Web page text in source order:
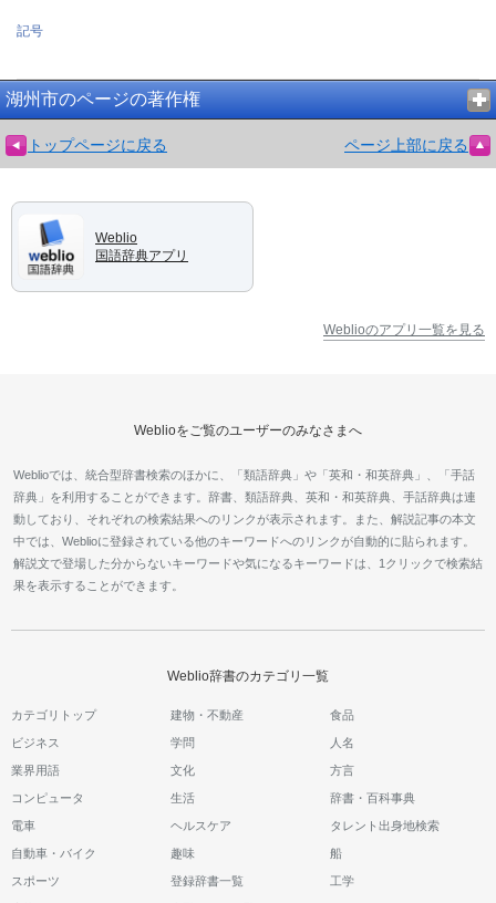
記号
湖州市のページの著作権
トップページに戻る ページ上部に戻る
Weblio
国語辞典アプリ
Weblioのアプリ一覧を見る
Weblioをご覧のユーザーのみなさまへ
Weblioでは、統合型辞書検索のほかに、「類語辞典」や「英和・和英辞典」、「手話
辞典」を利用することができます。辞書、類語辞典、英和・和英辞典、手話辞典は連
動しており、それぞれの検索結果へのリンクが表示されます。また、解説記事の本文
中では、Weblioに登録されている他のキーワードへのリンクが自動的に貼られます。
解説文で登場した分からないキーワードや気になるキーワードは、1クリックで検索結
果を表示することができます。
Weblio辞書のカテゴリ一覧
カテゴリトップ 建物・不動産 食品
ビジネス 学問 人名
業界用語 文化 方言
コンピュータ 生活 辞書・百科事典
電車 ヘルスケア タレント出身地検索
自動車・バイク 趣味 船
スポーツ 登録辞書一覧 工学